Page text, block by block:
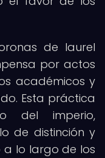
de laurel
por actos
académicos y
Esta práctica
del imperio,
de distinción y
a lo largo de los